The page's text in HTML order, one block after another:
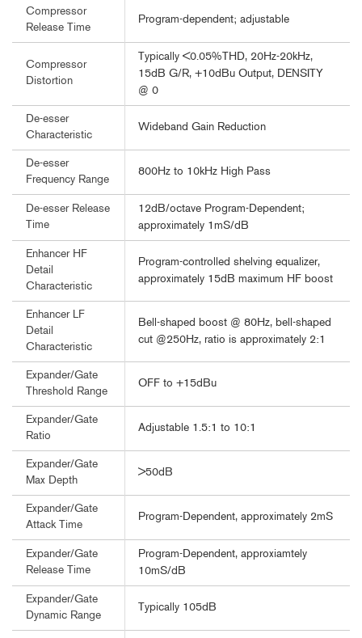
Compressor
Release Time
Program-dependent; adjustable
Compressor
Distortion
Typically <0.05%THD, 20Hz-20kHz,
15dB G/R, +10dBu Output, DENSITY
@ 0
De-esser
Characteristic
Wideband Gain Reduction
De-esser
Frequency Range
800Hz to 10kHz High Pass
De-esser Release
Time
12dB/octave Program-Dependent;
approximately 1mS/dB
Enhancer HF
Detail
Characteristic
Program-controlled shelving equalizer,
approximately 15dB maximum HF boost
Enhancer LF
Detail
Characteristic
Bell-shaped boost @ 80Hz, bell-shaped
cut @250Hz, ratio is approximately 2:1
Expander/Gate
Threshold Range
OFF to +15dBu
Expander/Gate
Ratio
Adjustable 1.5:1 to 10:1
Expander/Gate
Max Depth
>50dB
Expander/Gate
Attack Time
Program-Dependent, approximately 2mS
Expander/Gate
Release Time
Program-Dependent, approxiamtely
10mS/dB
Expander/Gate
Dynamic Range
Typically 105dB